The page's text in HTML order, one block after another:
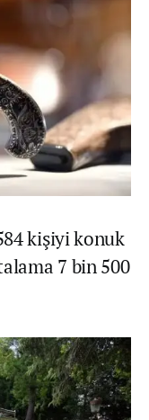
kişiyi konuk
7 bin 500